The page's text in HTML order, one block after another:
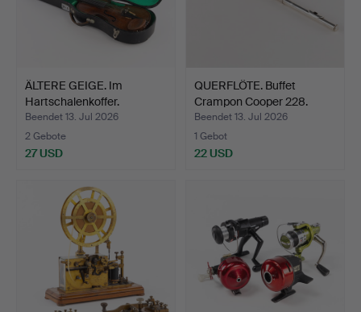
ÄLTERE GEIGE. Im
Hartschalenkoffer.
Beendet 13. Jul 2026
2 Gebote
27 USD
QUERFLÖTE. Buffet
Crampon Cooper 228.
Beendet 13. Jul 2026
1 Gebot
22 USD